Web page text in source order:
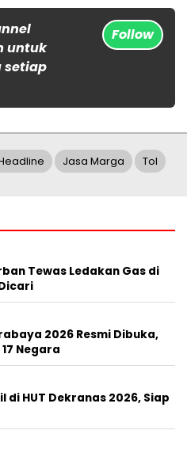
untuk
setiap
Follow
Jasa Marga Tol
Tewas Ledakan Gas di
2026 Resmi Dibuka,
Negara
di HUT Dekranas 2026, Siap